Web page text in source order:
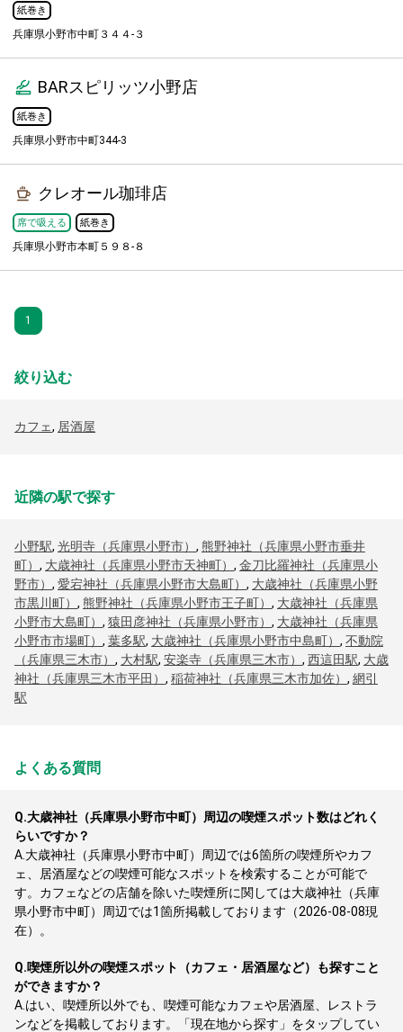
紙巻き
兵庫県小野市中町３４４-３
BARスピリッツ小野店
紙巻き
兵庫県小野市中町344-3
クレオール珈琲店
席で吸える 紙巻き
兵庫県小野市本町５９８-８
1
絞り込む
カフェ, 居酒屋
近隣の駅で探す
小野駅, 光明寺（兵庫県小野市） , 熊野神社（兵庫県小野市垂井
町） , 大歳神社（兵庫県小野市天神町） , 金刀比羅神社（兵庫県小
野市） , 愛宕神社（兵庫県小野市大島町） , 大歳神社（兵庫県小野
市黒川町） , 熊野神社（兵庫県小野市王子町） , 大歳神社（兵庫県
小野市大島町） , 猿田彦神社（兵庫県小野市） , 大歳神社（兵庫県
小野市市場町） , 葉多駅, 大歳神社（兵庫県小野市中島町） , 不動院
（兵庫県三木市） , 大村駅, 安楽寺（兵庫県三木市） , 西這田駅, 大歳
神社（兵庫県三木市平田） , 稲荷神社（兵庫県三木市加佐） , 網引
駅
よくある質問
Q.大歳神社（兵庫県小野市中町）周辺の喫煙スポット数はどれく
らいですか？
A. 大歳神社（兵庫県小野市中町）周辺では6箇所の喫煙所やカフ
ェ、居酒屋などの喫煙可能なスポットを検索することが可能で
す。カフェなどの店舗を除いた喫煙所に関しては大歳神社（兵庫
県小野市中町）周辺では1箇所掲載しております（2026-08-08現
在）。
Q.喫煙所以外の喫煙スポット（カフェ・居酒屋など）も探すこと
ができますか？
A. はい、喫煙所以外でも、喫煙可能なカフェや居酒屋、レストラ
ンなどを掲載しております。「現在地から探す」をタップしてい